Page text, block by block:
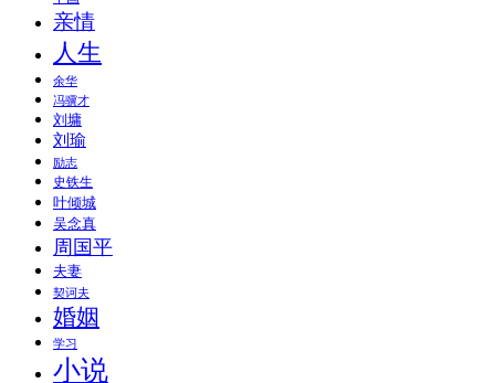
亲情
人生
余华
冯骥才
刘墉
刘瑜
励志
史铁生
叶倾城
吴念真
周国平
夫妻
契诃夫
婚姻
学习
小说